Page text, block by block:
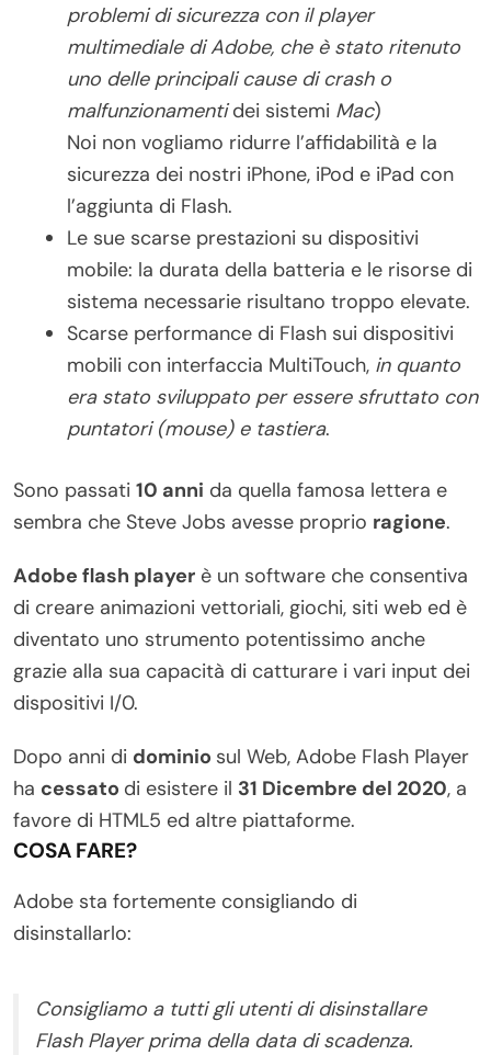
problemi di sicurezza con il player
multimediale di Adobe, che è stato ritenuto
uno delle principali cause di crash o
malfunzionamentidei sistemi Mac)
Noi non vogliamo ridurre l’affidabilità e la
sicurezza dei nostri iPhone, iPod e iPad con
l’aggiunta di Flash.
Le sue scarse prestazioni su dispositivi
mobile: la durata della batteria e le risorse di
sistema necessarie risultano troppo elevate.
Scarse performance di Flash sui dispositivi
mobili con interfaccia MultiTouch, in quanto
era stato sviluppato per essere sfruttato con
puntatori (mouse) e tastiera.
Sono passati 10 anni da quella famosa lettera e
sembra che Steve Jobs avesse proprio ragione.
Adobe flash player è un software che consentiva
di creare animazioni vettoriali, giochi, siti web ed è
diventato uno strumento potentissimo anche
grazie alla sua capacità di catturare i vari input dei
dispositivi I/0.
Dopo anni di dominio sul Web, Adobe Flash Player
ha cessato di esistere il 31 Dicembre del 2020, a
favore di HTML5 ed altre piattaforme.
COSA FARE?
Adobe sta fortemente consigliando di
disinstallarlo:
Consigliamo a tutti gli utenti di disinstallare
Flash Player prima della data di scadenza.